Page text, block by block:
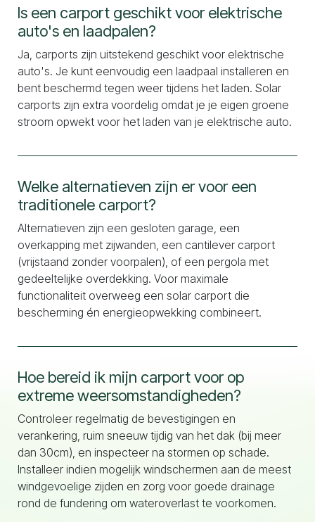
Is een carport geschikt voor elektrische
auto's en laadpalen?
Ja, carports zijn uitstekend geschikt voor elektrische
auto's. Je kunt eenvoudig een laadpaal installeren en
bent beschermd tegen weer tijdens het laden. Solar
carports zijn extra voordelig omdat je je eigen groene
stroom opwekt voor het laden van je elektrische auto.
Welke alternatieven zijn er voor een
traditionele carport?
Alternatieven zijn een gesloten garage, een
overkapping met zijwanden, een cantilever carport
(vrijstaand zonder voorpalen), of een pergola met
gedeeltelijke overdekking. Voor maximale
functionaliteit overweeg een solar carport die
bescherming én energieopwekking combineert.
Hoe bereid ik mijn carport voor op
extreme weersomstandigheden?
Controleer regelmatig de bevestigingen en
verankering, ruim sneeuw tijdig van het dak (bij meer
dan 30cm), en inspecteer na stormen op schade.
Installeer indien mogelijk windschermen aan de meest
windgevoelige zijden en zorg voor goede drainage
rond de fundering om wateroverlast te voorkomen.